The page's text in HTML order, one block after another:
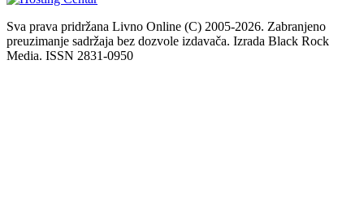
Sva prava pridržana Livno Online (C) 2005-2026. Zabranjeno
preuzimanje sadržaja bez dozvole izdavača. Izrada Black Rock
Media. ISSN 2831-0950